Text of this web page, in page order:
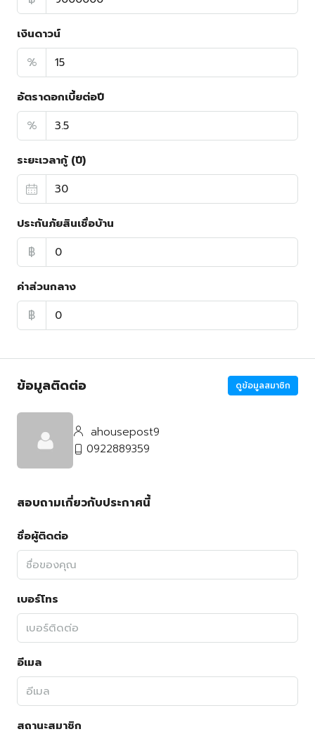
เงินดาวน์
%
อัตราดอกเบี้ยต่อปี
%
ระยะเวลากู้ (ปี)
ประกันภัยสินเชื่อบ้าน
฿
ค่าส่วนกลาง
฿
ข้อมูลติดต่อ ดูข้อมูลสมาชิก
ahousepost9
0922889359
สอบถามเกี่ยวกับประกาศนี้
ชื่อผู้ติดต่อ
เบอร์โทร
อีเมล
สถานะสมาชิก